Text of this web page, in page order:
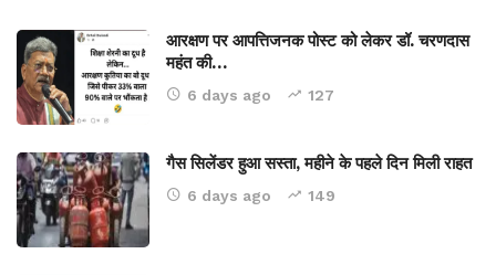
आरक्षण पर आपत्तिजनक पोस्ट को लेकर डॉ. चरणदास
महंत की…
6 days ago 127
गैस सिलेंडर हुआ सस्ता, महीने के पहले दिन मिली राहत
6 days ago 149